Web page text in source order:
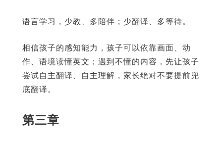
语言学习，少教、多陪伴；少翻译、多等待。
相信孩子的感知能力，孩子可以依靠画面、动
作、语境读懂英文；遇到不懂的内容，先让孩子
尝试自主翻译、自主理解，家长绝对不要提前兜
底翻译。
第三章